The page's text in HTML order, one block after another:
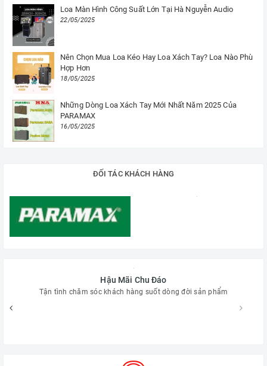
Loa Màn Hình Công Suất Lớn Tại Hà Nguyễn Audio
22/05/2025
Nên Chọn Mua Loa Kéo Hay Loa Xách Tay? Loa Nào Phù
Hợp Hơn
18/05/2025
Những Dòng Loa Xách Tay Mới Nhất Năm 2025 Của
PARAMAX
16/05/2025
ĐỐI TÁC KHÁCH HÀNG
Hậu Mãi Chu Đáo
Tận tình chăm sóc khách hàng suốt dòng đời sản phẩm